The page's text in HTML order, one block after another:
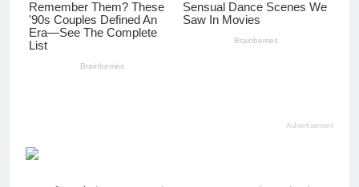
Advertisement